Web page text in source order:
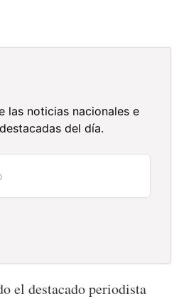
las noticias nacionales e
del día.
el destacado periodista